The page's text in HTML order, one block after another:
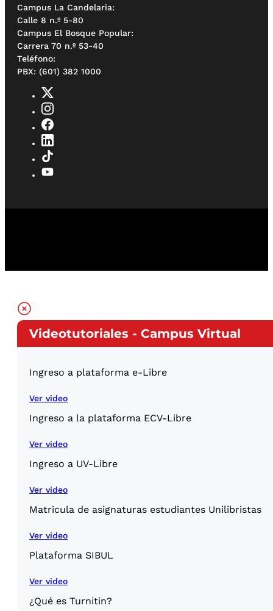
Campus La Candelaria:
Calle 8 n.º 5-80
Campus El Bosque Popular:
Carrera 70 n.º 53-40
Teléfono:
PBX: (601) 382 1000
Videotutoriales - Campus Virtual
Ingreso a plataforma e-Libre
Ver video
Ingreso a la plataforma ECV-Libre
Ver video
Ingreso a UV-Libre
Ver video
Matricula de asignaturas estudiantes Unilibristas
Ver video
Plataforma SIBUL
Ver video
¿Qué es Turnitin?